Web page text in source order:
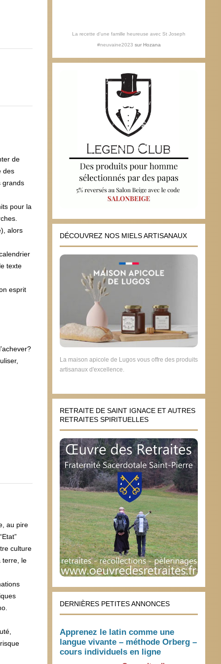
de
des
grands
pour la
alors
texte
esprit
au pire
culture
terre, le
La recette d'une famille heureuse avec St Joseph
#neuvaine2023 sur Hozana
DÉCOUVREZ NOS MIELS ARTISANAUX
La maison apicole de Lugos vous offre des produits
artisanaux d'excellence.
RETRAITE DE SAINT IGNACE ET AUTRES
RETRAITES SPIRITUELLES
DERNIÈRES PETITES ANNONCES
Apprenez le latin comme une
langue vivante – méthode Orberg –
cours individuels en ligne